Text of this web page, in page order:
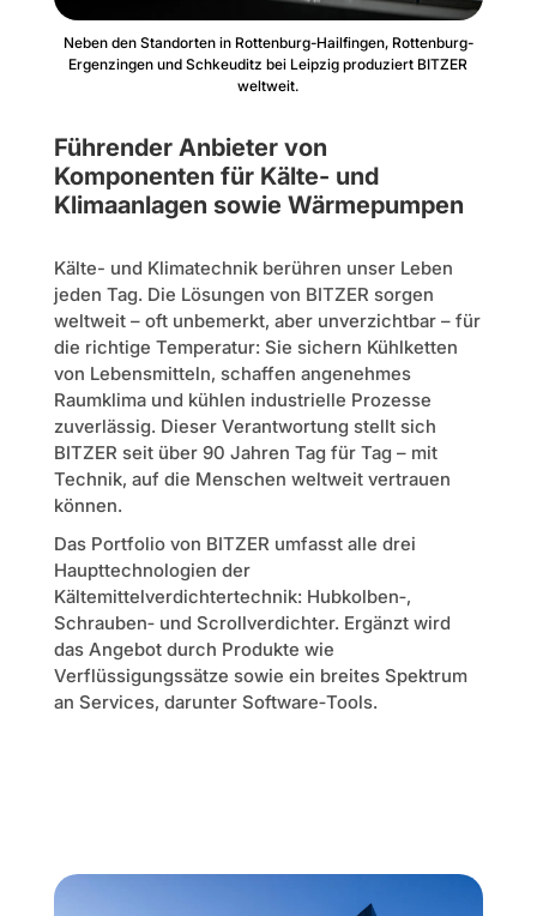
Neben den Standorten in Rottenburg-Hailfingen, Rottenburg-
Ergenzingen und Schkeuditz bei Leipzig produziert BITZER
weltweit.
Führender Anbieter von
Komponenten für Kälte- und
Klimaanlagen sowie Wärmepumpen
Kälte- und Klimatechnik berühren unser Leben
jeden Tag. Die Lösungen von BITZER sorgen
weltweit – oft unbemerkt, aber unverzichtbar – für
die richtige Temperatur: Sie sichern Kühlketten
von Lebensmitteln, schaffen angenehmes
Raumklima und kühlen industrielle Prozesse
zuverlässig. Dieser Verantwortung stellt sich
BITZER seit über 90 Jahren Tag für Tag – mit
Technik, auf die Menschen weltweit vertrauen
können.
Das Portfolio von BITZER umfasst alle drei
Haupttechnologien der
Kältemittelverdichtertechnik: Hubkolben‑,
Schrauben‑ und Scrollverdichter. Ergänzt wird
das Angebot durch Produkte wie
Verflüssigungssätze sowie ein breites Spektrum
an Services, darunter Software‑Tools.